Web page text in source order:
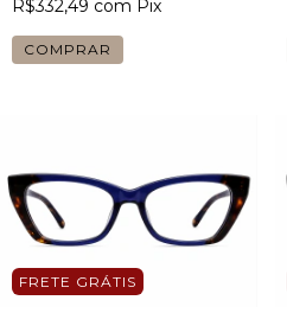
R$332,49 com Pix
FRETE GRÁTIS